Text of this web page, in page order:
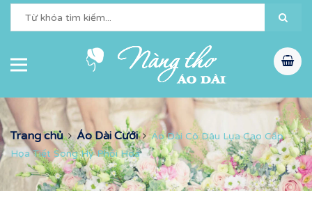
Trang chủ Áo Dài Cưới
Áo Dài Cô Dâu Lụa Cao Cấp
Họa Tiết Song Hỷ Phối Hoa